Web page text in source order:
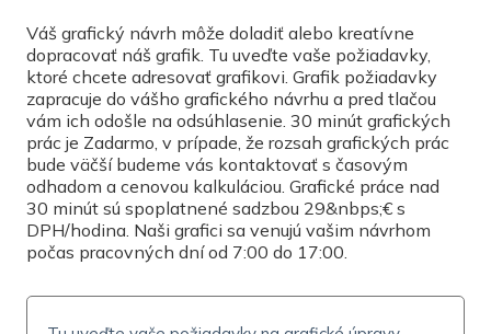
Vyberte
TLAČ
Jednostranná tlač
POČET KÓPIÍ
Váš grafický návrh môže doladiť alebo kreatívne
dopracovať náš grafik. Tu uveďte vaše požiadavky,
ktoré chcete adresovať grafikovi. Grafik požiadavky
zapracuje do vášho grafického návrhu a pred tlačou
vám ich odošle na odsúhlasenie. 30 minút grafických
prác je Zadarmo, v prípade, že rozsah grafických prác
bude väčší budeme vás kontaktovať s časovým
odhadom a cenovou kalkuláciou. Grafické práce nad
30 minút sú spoplatnené sadzbou 29&nbps;€ s
DPH/hodina. Naši grafici sa venujú vašim návrhom
počas pracovných dní od 7:00 do 17:00.